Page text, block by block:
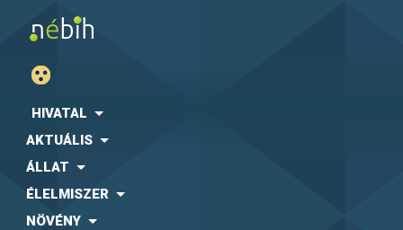
HIVATAL
AKTUÁLIS
ÁLLAT
ÉLELMISZER
NÖVÉNY